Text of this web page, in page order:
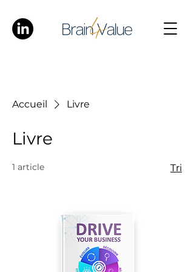
Accueil Livre
Livre
1 article Tri